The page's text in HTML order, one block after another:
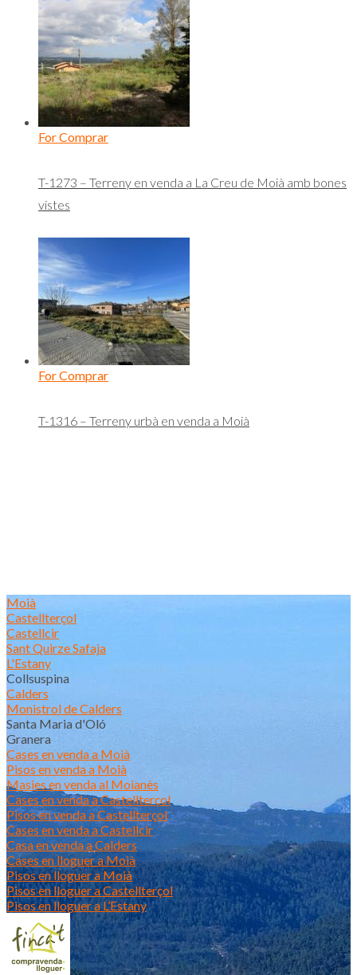
For Comprar
T-1273 – Terreny en venda a La Creu de Moià amb bones
vistes
For Comprar
T-1316 – Terreny urbà en venda a Moià
Moià
Castellterçol
Castellcir
Sant Quirze Safaja
L'Estany
Collsuspina
Calders
Monistrol de Calders
Santa Maria d'Oló
Granera
Cases en venda a Moià
Pisos en venda a Moià
Masies en venda al Moianès
Cases en venda a Castellterçol
Pisos en venda a Castellterçol
Cases en venda a Castellcir
Casa en venda a Calders
Cases en lloguer a Moià
Pisos en lloguer a Moià
Pisos en lloguer a Castellterçol
Pisos en lloguer a L’Estany